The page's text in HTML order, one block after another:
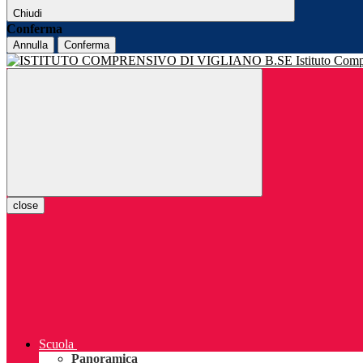
Chiudi
Conferma
Annulla Conferma
Istituto
close
Scuola
Panoramica